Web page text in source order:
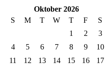
Oktober 2026
S
M T W T F
S
1
2
3
4
5 6 7 8 9
10
11
12 13 14 15 16
17